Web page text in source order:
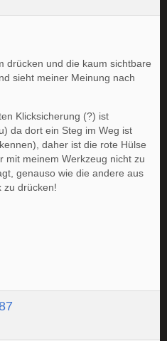
drücken und die kaum sichtbare
sieht meiner Meinung nach
Klicksicherung (?) ist
da dort ein Steg im Weg ist
daher ist die rote Hülse
mit meinem Werkzeug nicht zu
genauso wie die andere aus
zu drücken!